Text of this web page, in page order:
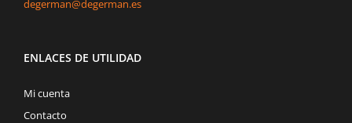
degerman@degerman.es
ENLACES DE UTILIDAD
Mi cuenta
Contacto